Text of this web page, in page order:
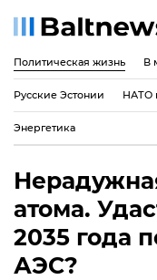
Политическая жизнь В
Русские Эстонии НАТО
Энергетика
атома.
2035 года
АЭС?